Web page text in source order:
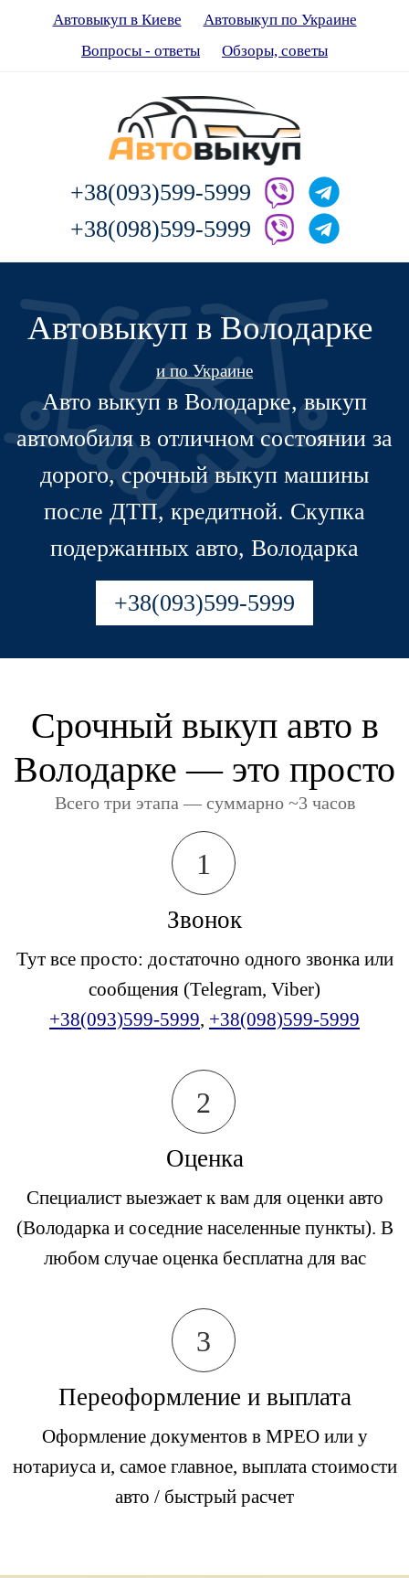
Автовыкуп в Киеве
Автовыкуп по Украине
Вопросы - ответы
Обзоры, советы
+38(093)599-5999
+38(098)599-5999
Автовыкуп в Володарке
и по Украине
Авто выкуп в Володарке, выкуп
автомобиля в отличном состоянии за
дорого, срочный выкуп машины
после ДТП, кредитной. Скупка
подержанных авто, Володарка
+38(093)599-5999
Срочный выкуп авто в
Володарке — это просто
Всего три этапа — суммарно ~3 часов
1
Звонок
Тут все просто: достаточно одного звонка или
сообщения (Telegram, Viber)
+38(093)599-5999, +38(098)599-5999
2
Оценка
Специалист выезжает к вам для оценки авто
(Володарка и соседние населенные пункты). В
любом случае оценка бесплатна для вас
3
Переоформление и выплата
Оформление документов в МРЕО или у
нотариуса и, самое главное, выплата стоимости
авто / быстрый расчет